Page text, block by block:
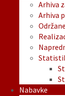
Arhiva
Arhiva
Nabavke